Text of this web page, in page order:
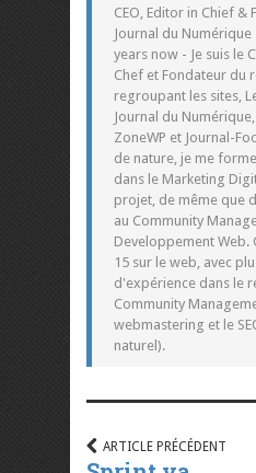
CEO, Editor in Chief &
Journal du
years now - Je suis le
Chef et Fondateur du
regroupant les sites,
Journal du
ZoneWP et Journal-
de nature, je me
dans le Marketing
projet, de même que
au Community
Developpement Web.
15 sur le web, avec
d'expérience dans le
Community
webmastering et le
naturel).
ARTICLE PRÉCÉDENT